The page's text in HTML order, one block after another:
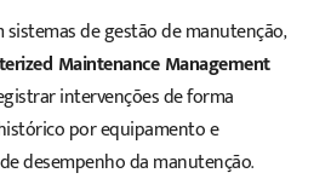
de gestão de manutenção,
Maintenance Management
intervenções de forma
por equipamento e
desempenho da manutenção.